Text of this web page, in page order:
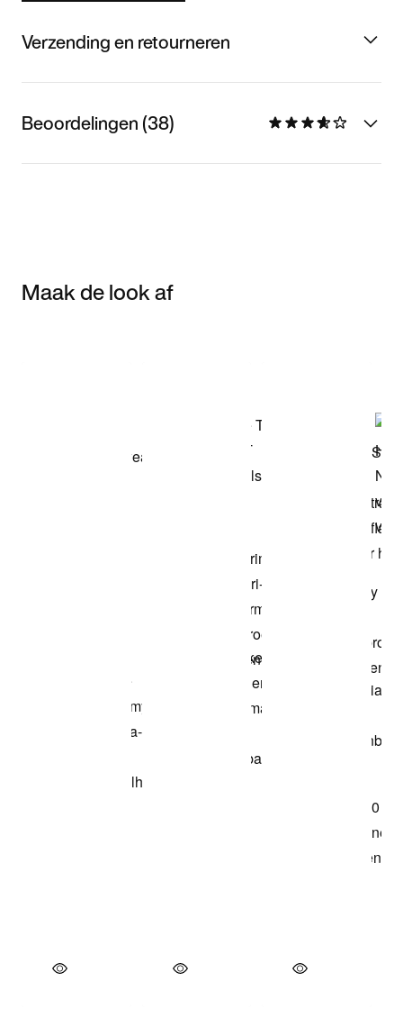
Verzending en retourneren
Beoordelingen (38)
Maak de look af